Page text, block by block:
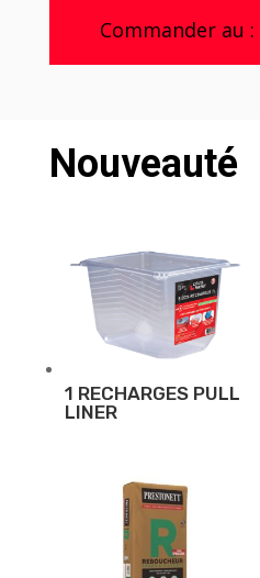
Commander au :
Nouveauté
1 RECHARGES PULL
LINER